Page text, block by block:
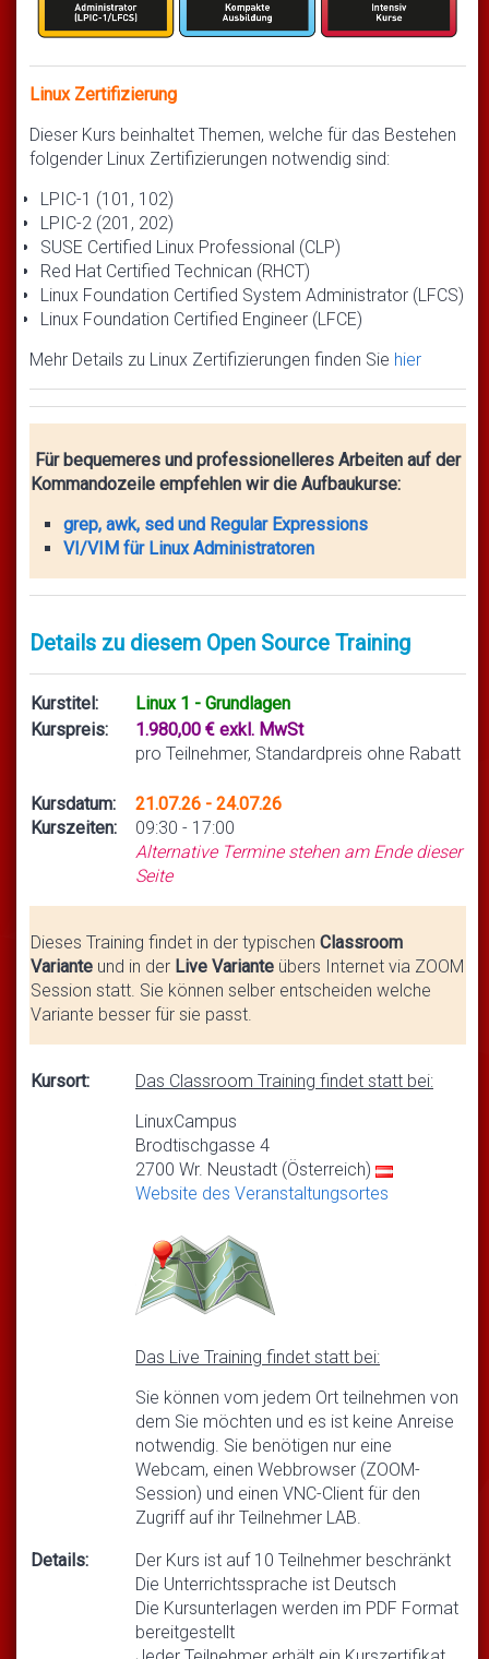
Linux Zertifizierung
Dieser Kurs beinhaltet Themen, welche für das Bestehen
folgender Linux Zertifizierungen notwendig sind:
LPIC-1 (101, 102)
LPIC-2 (201, 202)
SUSE Certified Linux Professional (CLP)
Red Hat Certified Technican (RHCT)
Linux Foundation Certified System Administrator (LFCS)
Linux Foundation Certified Engineer (LFCE)
Mehr Details zu Linux Zertifizierungen finden Sie hier
Für bequemeres und professionelleres Arbeiten auf der
Kommandozeile empfehlen wir die Aufbaukurse:
grep, awk, sed und Regular Expressions
VI/VIM für Linux Administratoren
Details zu diesem Open Source Training
Kurstitel:
Linux 1 - Grundlagen
Kurspreis:
1.980,00 € exkl. MwSt
pro Teilnehmer, Standardpreis ohne Rabatt
Kursdatum:
Kurszeiten:
21.07.26 - 24.07.26
09:30 - 17:00
Alternative Termine stehen am Ende dieser
Seite
Dieses Training findet in der typischen Classroom
Variante und in der Live Variante übers Internet via ZOOM
Session statt. Sie können selber entscheiden welche
Variante besser für sie passt.
Kursort:
Das Classroom Training findet statt bei:
LinuxCampus
Brodtischgasse 4
2700 Wr. Neustadt (Österreich)
Website des Veranstaltungsortes
Das Live Training findet statt bei:
Sie können vom jedem Ort teilnehmen von
dem Sie möchten und es ist keine Anreise
notwendig. Sie benötigen nur eine
Webcam, einen Webbrowser (ZOOM-
Session) und einen VNC-Client für den
Zugriff auf ihr Teilnehmer LAB.
Details:
Der Kurs ist auf 10 Teilnehmer beschränkt
Die Unterrichtssprache ist Deutsch
Die Kursunterlagen werden im PDF Format
bereitgestellt